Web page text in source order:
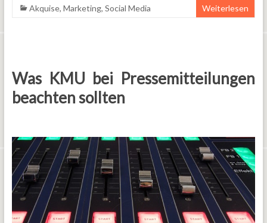
Akquise, Marketing, Social Media Weiterlesen
Was KMU bei Pressemitteilungen
beachten sollten